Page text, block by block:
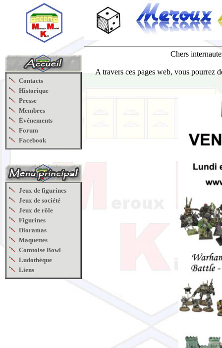
Contacts
Historique
Presse
Membres
Événements
Forum
Facebook
Jeux de figurines
Jeux de société
Jeux de rôle
Figurines
Dioramas
Maquettes
Comtoise Bowl
Ludothèque
Liens
Chers
A travers ces pages web, vous pourrez